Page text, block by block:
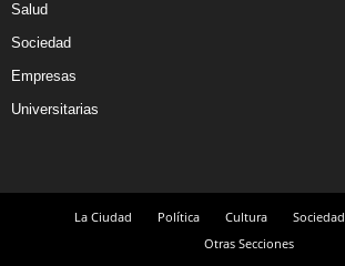
Salud
Sociedad
Empresas
Universitarias
La Ciudad Política Cultura Sociedad
Otras Secciones